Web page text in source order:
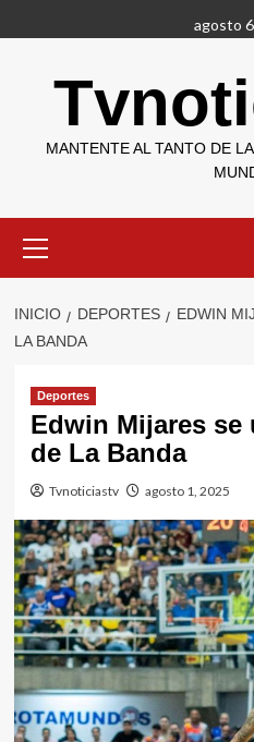
al
agosto
MANTENTE AL TANTO DE
primario
INICIO DEPORTES
EDWIN
LA BANDA
Deportes
Edwin Mijares se
de La Banda
Tvnoticiastv agosto 1, 2025